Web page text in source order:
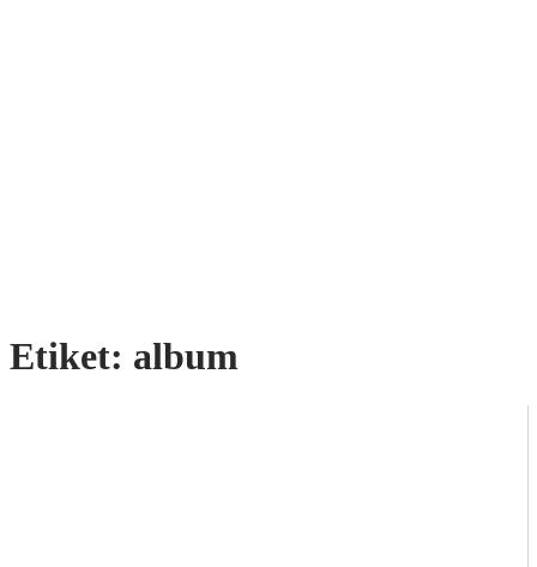
Etiket: album